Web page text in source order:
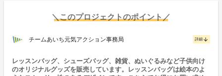
＼このプロジェクトのポイント／
チームあいち元気アクション事務局 詳細 arrow_downward
レッスンバッグ、シューズバッグ、雑貨、ぬいぐるみなど子供向け
のオリジナルグッズを販売しています。レッスンバッグは絵本のよ